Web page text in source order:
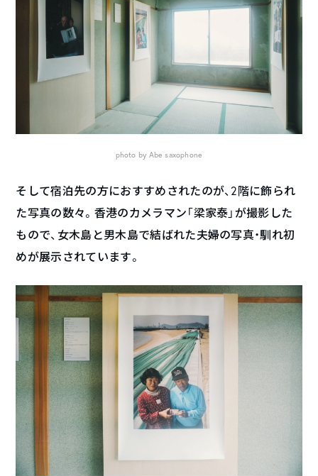
photo by Abe saxophone
そして宿泊先の方におすすめされたのが、2階に飾られ
た写真の数々。香港のカメラマン「梁家泰」が撮影した
もので、女木島と男木島で結ばれた夫婦の写真・馴れ初
めが展示されています。